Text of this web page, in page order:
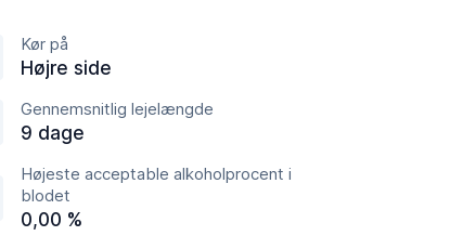
Kør på
Højre side
Gennemsnitlig lejelængde
9 dage
Højeste acceptable alkoholprocent i
blodet
0,00 %